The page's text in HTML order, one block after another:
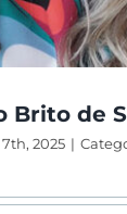
Brito de
2025 |